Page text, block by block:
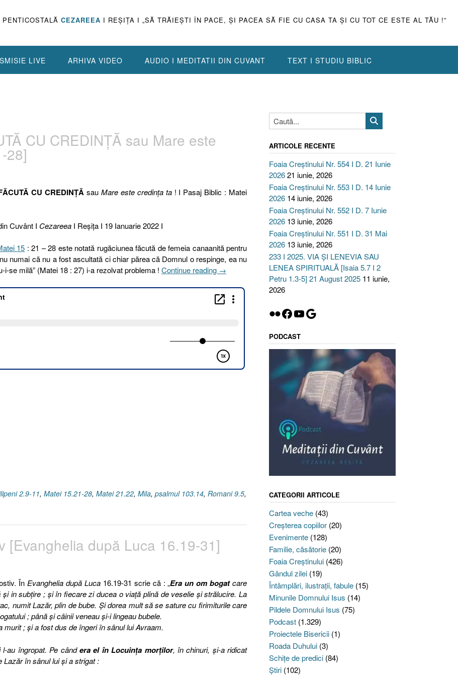
CEZAREEA I REŞIŢA I „SĂ TRĂIEŞTI ÎN PACE, ŞI PACEA SĂ FIE CU CASA TA ŞI CU TOT CE ESTE AL TĂU !”
LIVE ARHIVA VIDEO AUDIO I MEDITATII DIN CUVANT TEXT I STUDIU BIBLIC
CU CREDINŢĂ sau Mare este
28]
CU CREDINŢĂ sau Mare este credinţa ta! I Pasaj Biblic : Matei
Cuvânt I CezareeaI Reşiţa I 19 Ianuarie 2022 I
15 : 21 – 28 este notată rugăciunea făcută de femeia canaanită pentru
numai că nu a fost ascultată ci chiar părea că Domnul o respinge, ea nu
se milă” (Matei 18 : 27) i-a rezolvat problema ! Continue reading „19.
FĂCUTĂ
CU
credinţa
ta
→
2.9-11, Matei 15.21-28, Matei 21.22, Mila, psalmul 103.14, Romani 9.5,
[Evanghelia după Luca 16.19-31]
În Evanghelia după Luca16.19-31 scrie că : „Era un om bogatcare
in subţire ; şi în fiecare zi ducea o viaţă plină de veselie şi strălucire. La
numit Lazăr, plin de bube. Şi dorea mult să se sature cu firimiturile care
; până şi câinii veneau şi-i lingeau bubele.
murit ; şi a fost dus de îngeri în sânul lui Avraam.
au îngropat. Pe cândera el în Locuinţa morţilor, în chinuri, şi-a ridicat
în sânul lui şi a strigat :
ARTICOLE RECENTE
Foaia Creștinului Nr. 554 I D. 21 Iunie
202621 iunie, 2026
Foaia Creștinului Nr. 553 I D. 14 Iunie
2026 14 iunie, 2026
Foaia Creștinului Nr. 552 I D. 7 Iunie
2026 13 iunie, 2026
Foaia Creștinului Nr. 551 I D. 31 Mai
2026 13 iunie, 2026
233 I 2025. VIA ȘI LENEVIA SAU
LENEA SPIRITUALĂ [Isaia 5.7 I 2
Petru 1.3-5] 21 August 2025 11 iunie,
2026
Flickr
Facebook
YouTube
Google
PODCAST
CATEGORII ARTICOLE
Cartea veche(43)
Creşterea copiilor(20)
Evenimente(128)
Familie, căsătorie(20)
Foaia Creştinului(426)
Gândul zilei(19)
Întâmplări, ilustraţii, fabule(15)
Minunile Domnului Isus (14)
Pildele Domnului Isus (75)
Podcast(1.329)
Proiectele Bisericii(1)
Roada Duhului(3)
Schiţe de predici(84)
Ştiri(102)